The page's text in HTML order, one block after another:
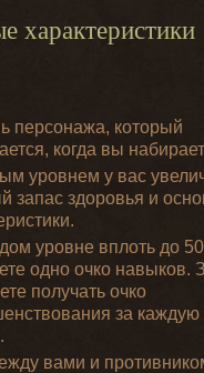
характеристики
персонажа, который
когда вы
уровнем у вас
запас здоровья и
уровне вплоть до
одно очко навыков.
получать очко
за каждую
вами и